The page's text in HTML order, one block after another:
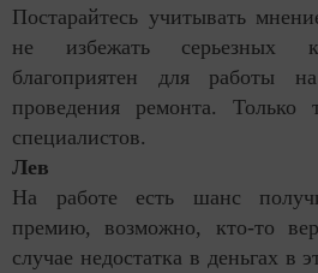
Постарайтесь учитывать
не избежать серьезных
благоприятен для работы
проведения ремонта. Только
специалистов.
Лев
На работе есть шанс
премию, возможно, кто-то
случае недостатка в деньгах в